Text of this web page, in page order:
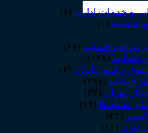
و خدمات اداری (۶)
قضاییه (۱)
قوه قضاییه (۶۷)
قضاییه (۱۳۸)
و قانون ایران (۶)
قضاییه (۲۹۷)
تهران (۲۲)
استان‌ها (۱۹)
(۴۴)
اداری (۱۱)